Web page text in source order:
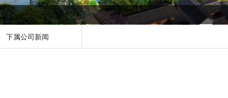
下属公司新闻